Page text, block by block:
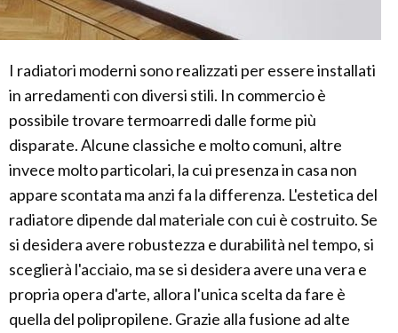
I radiatori moderni sono realizzati per essere installati
in arredamenti con diversi stili. In commercio è
possibile trovare termoarredi dalle forme più
disparate. Alcune classiche e molto comuni, altre
invece molto particolari, la cui presenza in casa non
appare scontata ma anzi fa la differenza. L'estetica del
radiatore dipende dal materiale con cui è costruito. Se
si desidera avere robustezza e durabilità nel tempo, si
sceglierà l'acciaio, ma se si desidera avere una vera e
propria opera d'arte, allora l'unica scelta da fare è
quella del polipropilene. Grazie alla fusione ad alte